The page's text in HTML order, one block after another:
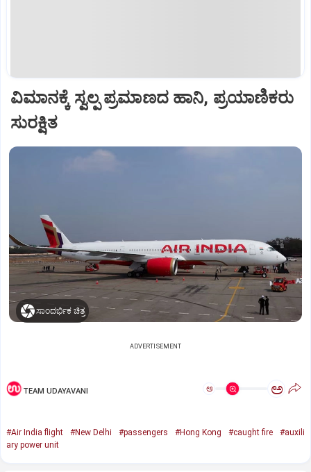
ವಿಮಾನಕ್ಕೆ ಸ್ವಲ್ಪ ಪ್ರಮಾಣದ ಹಾನಿ, ಪ್ರಯಾಣಿಕರು
ಸುರಕ್ಷಿತ
ಸಾಂದರ್ಭಿಕ ಚಿತ್ರ
ADVERTISEMENT
TEAM UDAYAVANI ಅ ಅ
#Air India flight #New Delhi #passengers #Hong Kong #caught fire
#auxili
ary power unit